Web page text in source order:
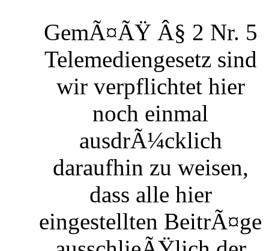
GemÃ¤ÃŸ Â§ 2 Nr. 5
Telemediengesetz sind
wir verpflichtet hier
noch einmal
ausdrÃ¼cklich
daraufhin zu weisen,
dass alle hier
eingestellten BeitrÃ¤ge